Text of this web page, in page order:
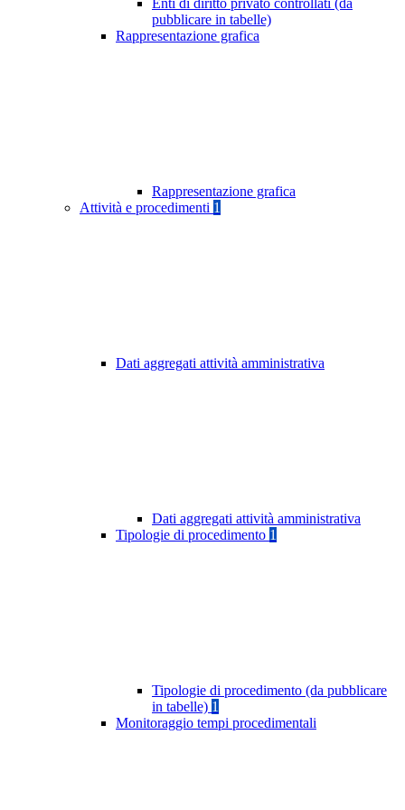
Enti di diritto privato controllati (da
pubblicare in tabelle)
Rappresentazione grafica
Rappresentazione grafica
Attività e procedimenti 1
Dati aggregati attività amministrativa
Dati aggregati attività amministrativa
Tipologie di procedimento 1
Tipologie di procedimento (da pubblicare
in tabelle) 1
Monitoraggio tempi procedimentali